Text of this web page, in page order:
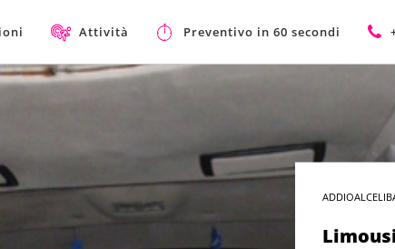
Attività Preventivo in 60 secondi